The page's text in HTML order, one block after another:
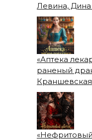
Левина,
«Аптека
раненый
Краншевская
«Нефритовый